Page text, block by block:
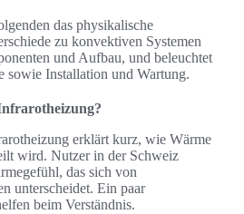
das physikalische
zu konvektiven Systemen
und Aufbau, und beleuchtet
sowie Installation und Wartung.
erklärt kurz, wie Wärme
wird. Nutzer in der Schweiz
das sich von
unterscheidet. Ein paar
beim Verständnis.